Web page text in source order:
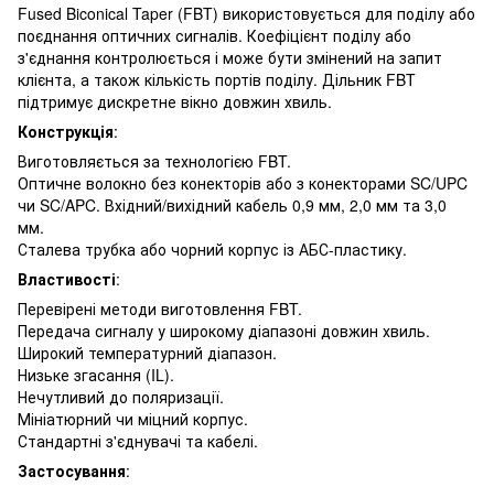
Fused Biconical Taper (FBT) використовується для поділу або
поєднання оптичних сигналів. Коефіцієнт поділу або
з'єднання контролюється і може бути змінений на запит
клієнта, а також кількість портів поділу. Дільник FBT
підтримує дискретне вікно довжин хвиль.
Конструкція:
Виготовляється за технологією FBT.
Оптичне волокно без конекторів або з конекторами SC/UPC
чи SC/APC. Вхідний/вихідний кабель 0,9 мм, 2,0 мм та 3,0
мм.
Сталева трубка або чорний корпус із АБС-пластику.
Властивості:
Перевірені методи виготовлення FBT.
Передача сигналу у широкому діапазоні довжин хвиль.
Широкий температурний діапазон.
Низьке згасання (IL).
Нечутливий до поляризації.
Мініатюрний чи міцний корпус.
Стандартні з'єднувачі та кабелі.
Застосування: